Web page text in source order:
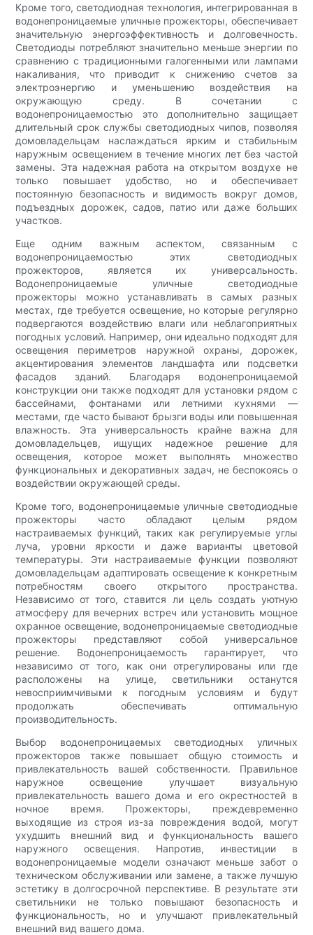
Кроме того, светодиодная технология, интегрированная в
водонепроницаемые уличные прожекторы, обеспечивает
значительную энергоэффективность и долговечность.
Светодиоды потребляют значительно меньше энергии по
сравнению с традиционными галогенными или лампами
накаливания, что приводит к снижению счетов за
электроэнергию и уменьшению воздействия на
окружающую среду. В сочетании с
водонепроницаемостью это дополнительно защищает
длительный срок службы светодиодных чипов, позволяя
домовладельцам наслаждаться ярким и стабильным
наружным освещением в течение многих лет без частой
замены. Эта надежная работа на открытом воздухе не
только повышает удобство, но и обеспечивает
постоянную безопасность и видимость вокруг домов,
подъездных дорожек, садов, патио или даже больших
участков.
Еще одним важным аспектом, связанным с
водонепроницаемостью этих светодиодных
прожекторов, является их универсальность.
Водонепроницаемые уличные светодиодные
прожекторы можно устанавливать в самых разных
местах, где требуется освещение, но которые регулярно
подвергаются воздействию влаги или неблагоприятных
погодных условий. Например, они идеально подходят для
освещения периметров наружной охраны, дорожек,
акцентирования элементов ландшафта или подсветки
фасадов зданий. Благодаря водонепроницаемой
конструкции они также подходят для установки рядом с
бассейнами, фонтанами или летними кухнями —
местами, где часто бывают брызги воды или повышенная
влажность. Эта универсальность крайне важна для
домовладельцев, ищущих надежное решение для
освещения, которое может выполнять множество
функциональных и декоративных задач, не беспокоясь о
воздействии окружающей среды.
Кроме того, водонепроницаемые уличные светодиодные
прожекторы часто обладают целым рядом
настраиваемых функций, таких как регулируемые углы
луча, уровни яркости и даже варианты цветовой
температуры. Эти настраиваемые функции позволяют
домовладельцам адаптировать освещение к конкретным
потребностям своего открытого пространства.
Независимо от того, ставится ли цель создать уютную
атмосферу для вечерних встреч или установить мощное
охранное освещение, водонепроницаемые светодиодные
прожекторы представляют собой универсальное
решение. Водонепроницаемость гарантирует, что
независимо от того, как они отрегулированы или где
расположены на улице, светильники останутся
невосприимчивыми к погодным условиям и будут
продолжать обеспечивать оптимальную
производительность.
Выбор водонепроницаемых светодиодных уличных
прожекторов также повышает общую стоимость и
привлекательность вашей собственности. Правильное
наружное освещение улучшает визуальную
привлекательность вашего дома и его окрестностей в
ночное время. Прожекторы, преждевременно
выходящие из строя из-за повреждения водой, могут
ухудшить внешний вид и функциональность вашего
наружного освещения. Напротив, инвестиции в
водонепроницаемые модели означают меньше забот о
техническом обслуживании или замене, а также лучшую
эстетику в долгосрочной перспективе. В результате эти
светильники не только повышают безопасность и
функциональность, но и улучшают привлекательный
внешний вид вашего дома.